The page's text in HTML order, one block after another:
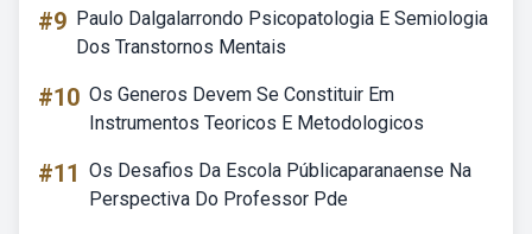
#9 Paulo Dalgalarrondo Psicopatologia E Semiologia
Dos Transtornos Mentais
#10 Os Generos Devem Se Constituir Em
Instrumentos Teoricos E Metodologicos
#11 Os Desafios Da Escola Públicaparanaense Na
Perspectiva Do Professor Pde